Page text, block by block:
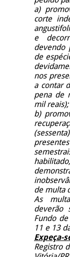
a)
corte
e
devendo
de
nos
a contar
pena de
mil reais);
b)
de multa
As
deverão
Fundo
11 e 13
Registro